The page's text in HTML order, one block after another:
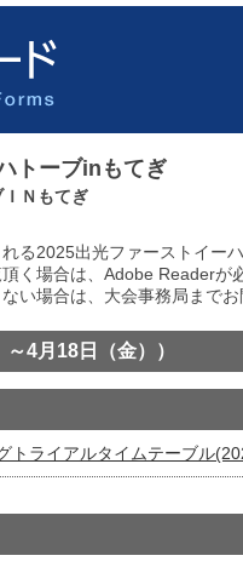
トーブinもてぎ
Ｎもてぎ
る2025出光ファーストイー
く場合は、Adobe Reader
い場合は、大会事務局まで
4月18日（金））
トライアルタイムテーブル